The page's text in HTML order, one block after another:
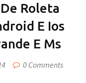
Roleta
E Ios
E Ms
0 Comments